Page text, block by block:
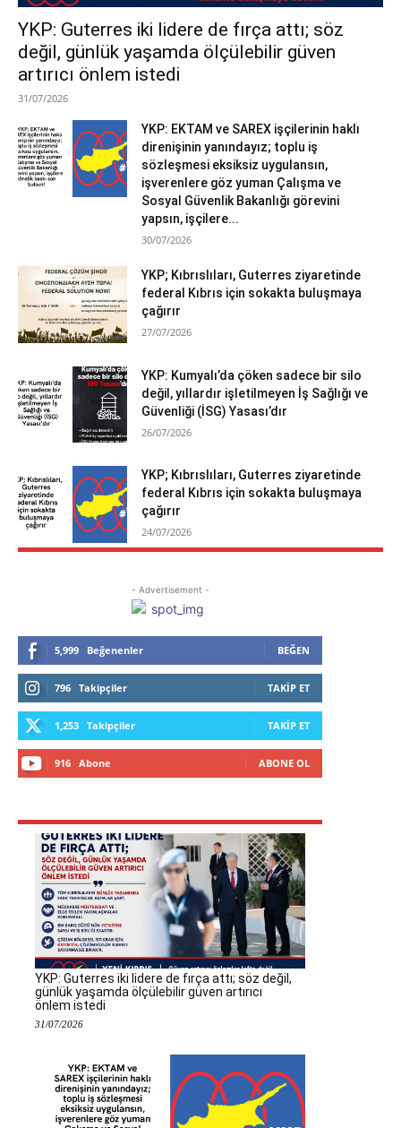
YKP: Guterres iki lidere de fırça attı; söz
değil, günlük yaşamda ölçülebilir güven
artırıcı önlem istedi
31/07/2026
YKP: EKTAM ve SAREX işçilerinin haklı
direnişinin yanındayız; toplu iş
sözleşmesi eksiksiz uygulansın,
işverenlere göz yuman Çalışma ve
Sosyal Güvenlik Bakanlığı görevini
yapsın, işçilere...
30/07/2026
YKP; Kıbrıslıları, Guterres ziyaretinde
federal Kıbrıs için sokakta buluşmaya
çağırır
27/07/2026
YKP: Kumyalı’da çöken sadece bir silo
değil, yıllardır işletilmeyen İş Sağlığı ve
Güvenliği (İSG) Yasası’dır
26/07/2026
YKP; Kıbrıslıları, Guterres ziyaretinde
federal Kıbrıs için sokakta buluşmaya
çağırır
24/07/2026
- Advertisement -
5,999 Beğenenler BEĞEN
796 Takipçiler TAKIP ET
1,253 Takipçiler TAKIP ET
916 Abone ABONE OL
YKP: Guterres iki lidere de fırça attı; söz değil,
günlük yaşamda ölçülebilir güven artırıcı
önlem istedi
31/07/2026